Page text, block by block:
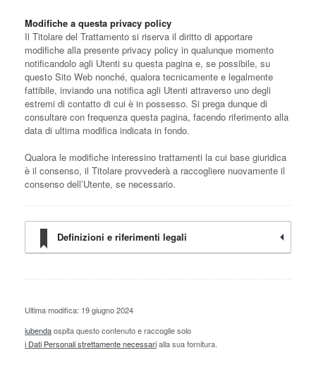
Modifiche a questa privacy policy
Il Titolare del Trattamento si riserva il diritto di apportare
modifiche alla presente privacy policy in qualunque momento
notificandolo agli Utenti su questa pagina e, se possibile, su
questo Sito Web nonché, qualora tecnicamente e legalmente
fattibile, inviando una notifica agli Utenti attraverso uno degli
estremi di contatto di cui è in possesso. Si prega dunque di
consultare con frequenza questa pagina, facendo riferimento alla
data di ultima modifica indicata in fondo.
Qualora le modifiche interessino trattamenti la cui base giuridica
è il consenso, il Titolare provvederà a raccogliere nuovamente il
consenso dell’Utente, se necessario.
Definizioni e riferimenti legali
Ultima modifica: 19 giugno 2024
iubendaospita questo contenuto e raccoglie solo
i Dati Personali strettamente necessarialla sua fornitura.